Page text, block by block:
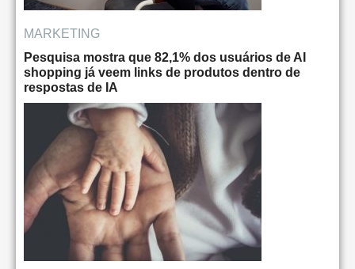
MARKETING
Pesquisa mostra que 82,1% dos usuários de AI
shopping já veem links de produtos dentro de
respostas de IA